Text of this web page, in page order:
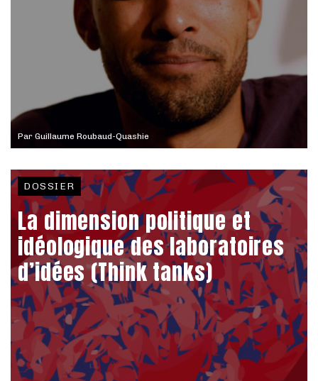
Par Guillaume Roubaud-Quashie
DOSSIER
La dimension politique et
idéologique des laboratoires
d’idées (Think tanks)